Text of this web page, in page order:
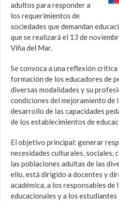
adultos para responder a
los requerimientos de
sociedades que demandan
que se realizará el 13 de
Viña del Mar.
Se convoca a una reflexión
formación de los educadores de
diversas modalidades y su
condiciones del mejoramiento de
desarrollo de las capacidades
de los establecimientos de
El objetivo principal: generar
necesidades culturales, sociales,
las poblaciones adultas de las
ello, está dirigido a docentes y
académica, a los responsables
educacionales y a los